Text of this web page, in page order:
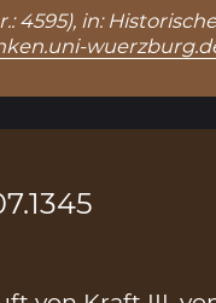
4595), in: